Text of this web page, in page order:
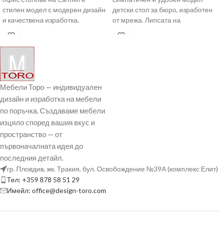
стилен модел с модерен дизайн
и качествена изработка.
Ефектната комбинация
детски стол за бюро, изработен
от мрежа. Липсата на
подлакътници го
Мебели Торо — индивидуален
дизайн и изработка на мебели
по поръчка. Създаваме мебели
изцяло според вашия вкус и
пространство — от
първоначалната идея до
последния детайл.
гр. Пловдив, жк. Тракия, бул. Освобождение №39А (комплекс Елит)
Тел: +359 878 58 51 29
Имейл: office@design-toro.com